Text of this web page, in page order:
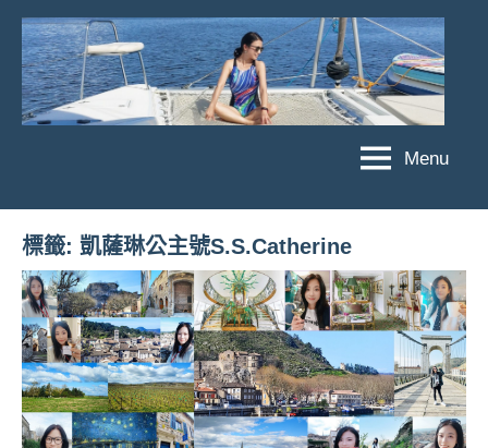
Skip
content
菲
亞
娃
JEFFIA
FANG
亞
娃
粉
絲
團、
主
題
旅
Menu
標籤: 凱薩琳公主號S.S.Catherine